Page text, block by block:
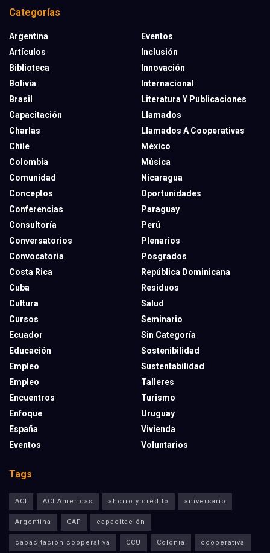
Categorías
Argentina
Artículos
Biblioteca
Bolivia
Brasil
Capacitación
Charlas
Chile
Colombia
Comunidad
Conceptos
Conferencias
Consultoría
Conversatorios
Convocatoria
Costa Rica
Cuba
Cultura
Cursos
Ecuador
Educación
Empleo
Empleo
Encuentros
Enfoque
España
Eventos
Eventos
Inclusión
Innovación
Internacional
Literatura Y Publicaciones
Llamados
Llamados A Cooperativas
México
Música
Nicaragua
Oportunidades
Paraguay
Perú
Plenarios
Posgrados
República Dominicana
Residuos
Salud
Seminario
Sin Categoría
Sostenibilidad
Sustentabilidad
Talleres
Turismo
Uruguay
Vivienda
Voluntarios
Tags
ACI ACI Americas ahorro y crédito aniversario
Argentina CAF capacitación
capacitación cooperativa CCU Colonia cooperativa